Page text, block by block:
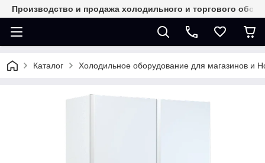
Производство и продажа холодильного и торгового
Каталог Холодильное оборудование для магазинов и